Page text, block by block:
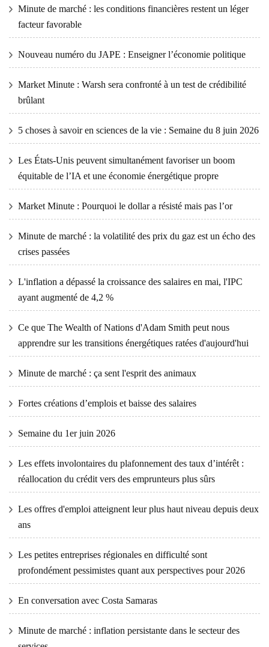
Minute de marché : les conditions financières restent un léger
facteur favorable
Nouveau numéro du JAPE : Enseigner l’économie politique
Market Minute : Warsh sera confronté à un test de crédibilité
brûlant
5 choses à savoir en sciences de la vie : Semaine du 8 juin 2026
Les États-Unis peuvent simultanément favoriser un boom
équitable de l’IA et une économie énergétique propre
Market Minute : Pourquoi le dollar a résisté mais pas l’or
Minute de marché : la volatilité des prix du gaz est un écho des
crises passées
L'inflation a dépassé la croissance des salaires en mai, l'IPC
ayant augmenté de 4,2 %
Ce que The Wealth of Nations d'Adam Smith peut nous
apprendre sur les transitions énergétiques ratées d'aujourd'hui
Minute de marché : ça sent l'esprit des animaux
Fortes créations d’emplois et baisse des salaires
Semaine du 1er juin 2026
Les effets involontaires du plafonnement des taux d’intérêt :
réallocation du crédit vers des emprunteurs plus sûrs
Les offres d'emploi atteignent leur plus haut niveau depuis deux
ans
Les petites entreprises régionales en difficulté sont
profondément pessimistes quant aux perspectives pour 2026
En conversation avec Costa Samaras
Minute de marché : inflation persistante dans le secteur des